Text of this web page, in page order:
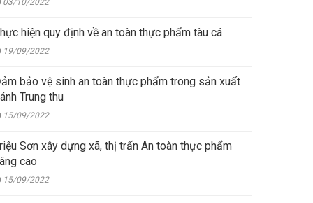
03/10/2022
hiện quy định về an toàn thực phẩm tàu cá
19/09/2022
bảo vệ sinh an toàn thực phẩm trong sản xuất
Trung thu
15/09/2022
Sơn xây dựng xã, thị trấn An toàn thực phẩm
cao
15/09/2022